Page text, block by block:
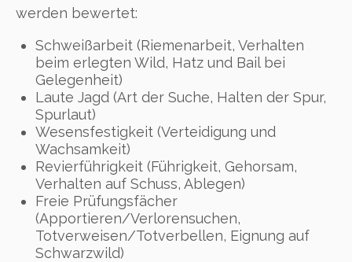
werden bewertet:
Schweißarbeit (Riemenarbeit, Verhalten
beim erlegten Wild, Hatz und Bail bei
Gelegenheit)
Laute Jagd (Art der Suche, Halten der Spur,
Spurlaut)
Wesensfestigkeit (Verteidigung und
Wachsamkeit)
Revierführigkeit (Führigkeit, Gehorsam,
Verhalten auf Schuss, Ablegen)
Freie Prüfungsfächer
(Apportieren/Verlorensuchen,
Totverweisen/Totverbellen, Eignung auf
Schwarzwild)